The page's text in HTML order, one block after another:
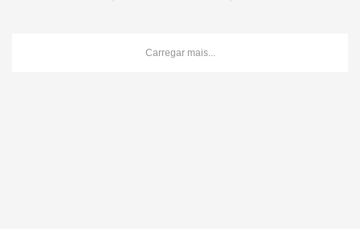
Carregar mais...